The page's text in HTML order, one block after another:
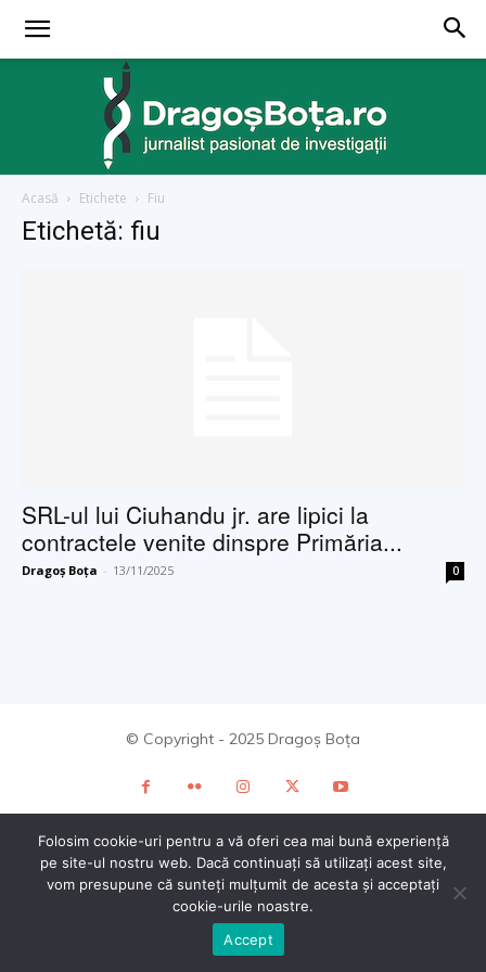
Acasă Etichete Fiu
Etichetă: fiu
SRL-ul lui Ciuhandu jr. are lipici la
contractele venite dinspre Primăria...
Dragoș Boța - 13/11/2025 0
© Copyright - 2025 Dragoș Boța
Folosim cookie-uri pentru a vă oferi cea mai bună experiență
pe site-ul nostru web. Dacă continuați să utilizați acest site,
vom presupune că sunteți mulțumit de acesta și acceptați
cookie-urile noastre.
Accept